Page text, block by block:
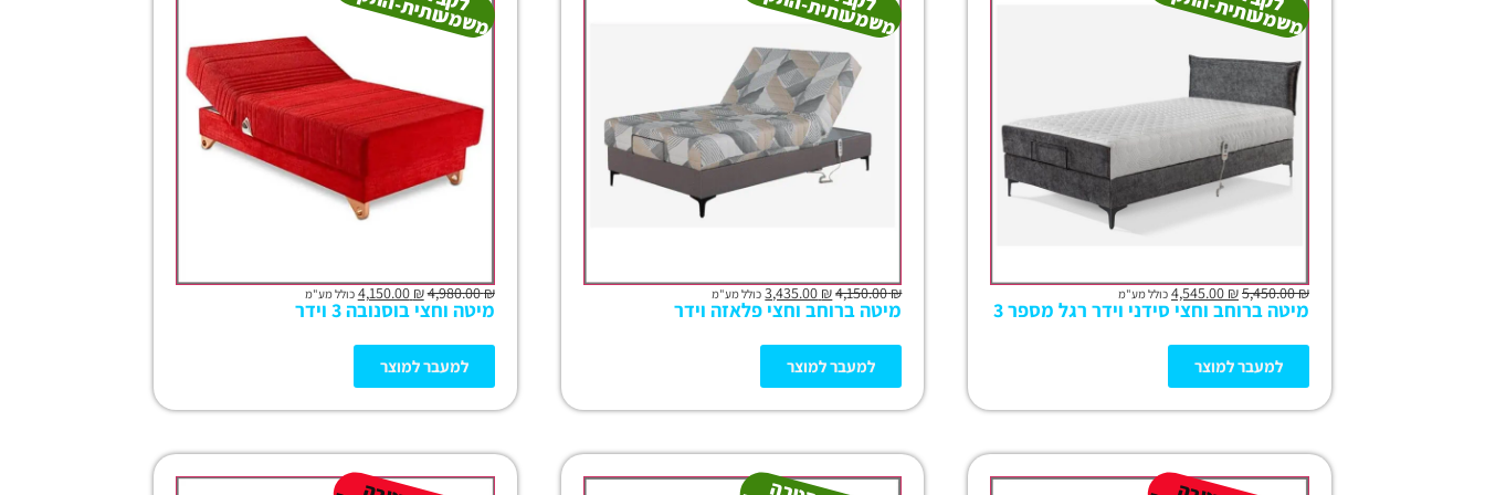
₪
5,450.00
₪ כולל מע"מ
מיטה ברוחב וחצי סידני וידר רגל מספר 3
למעבר למוצר
₪
4,150.00
₪ כולל מע"מ
מיטה ברוחב וחצי פלאזה וידר
למעבר למוצר
₪
4,980.00
₪
4,150.00 כולל מע"מ
מיטה וחצי בוסנובה 3 וידר
למעבר למוצר